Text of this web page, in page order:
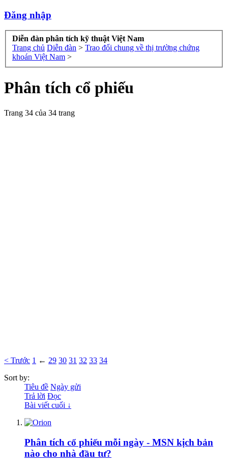
Đăng nhập
Diễn đàn phân tích kỹ thuật Việt Nam
Trang chủ Diễn đàn > Trao đổi chung về thị trường chứng
khoán Việt Nam >
Phân tích cổ phiếu
Trang 34 của 34 trang
< Trước 1 ← 29 30 31 32 33 34
Sort by:
Tiêu đề Ngày gửi
Trả lời Đọc
Bài viết cuối ↓
Phân tích cổ phiếu mỗi ngày - MSN kịch bản
nào cho nhà đầu tư?